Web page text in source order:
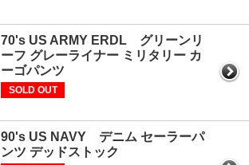
70's US ARMY ERDL グリーンリ
ーフ グレーライナー ミリタリー カ
ーゴパンツ
SOLD OUT
90's US NAVY デニム セーラーパ
ンツ デッドストック